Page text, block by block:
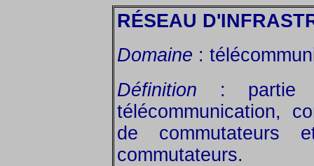
RÉSEAU
Domaine :
Définition : partie
télécommunication,
de commutateurs
commutateurs.